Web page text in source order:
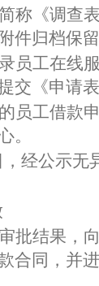
称《调查
件归档保留
员工在线
《申请
员工借款
。
经公示无
批结果，
合同，并